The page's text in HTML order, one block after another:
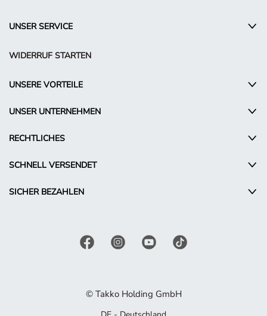
UNSER SERVICE
WIDERRUF STARTEN
UNSERE VORTEILE
UNSER UNTERNEHMEN
RECHTLICHES
SCHNELL VERSENDET
SICHER BEZAHLEN
© Takko Holding GmbH